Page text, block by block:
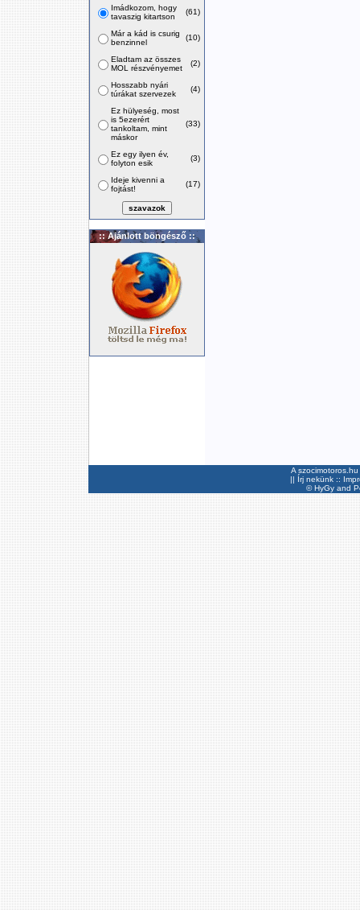
Imádkozom, hogy
tavaszig kitartson
(61)
Már a kád is csurig
benzinnel
(10)
Eladtam az összes
MOL részvényemet
(2)
Hosszabb nyári
túrákat szervezek
(4)
Ez hülyeség, most
is 5ezerért
tankoltam, mint
máskor
(33)
Ez egy ilyen év,
folyton esik
(3)
Ideje kivenni a
fojtást!
(17)
:: Ajánlott böngésző ::
A
|| Írj nekünk ::
©HyGyand